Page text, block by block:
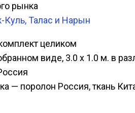
рынка
Талас и Нарын
целиком
виде, 3.0 х 1.0 м. в
— поролон Россия, ткань